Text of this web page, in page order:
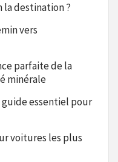
la destination ?
vers
parfaite de la
minérale
guide essentiel pour
voitures les plus